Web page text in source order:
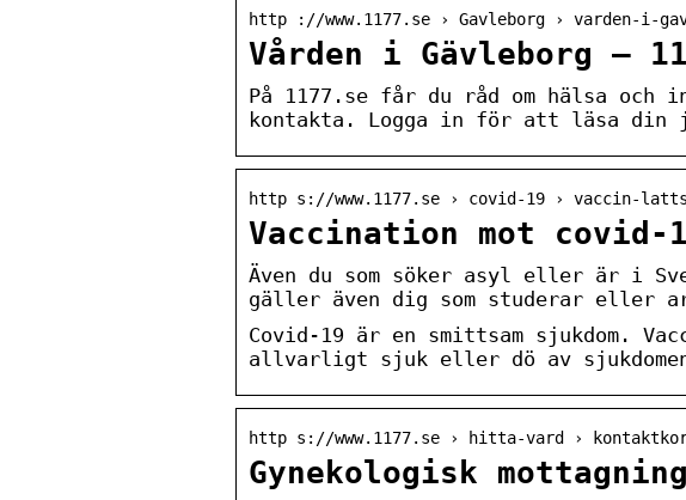
http ://www.1177.se › Gavleborg › varden-i-
Vården i Gävleborg –
På 1177.se får du råd om hälsa och
kontakta. Logga in för att läsa din
http s://www.1177.se › covid-19 › vaccin-
Vaccination mot covid-
Även du som söker asyl eller är i
gäller även dig som studerar eller
Covid-19 är en smittsam sjukdom.
allvarligt sjuk eller dö av
http s://www.1177.se › hitta-vard ›
Gynekologisk